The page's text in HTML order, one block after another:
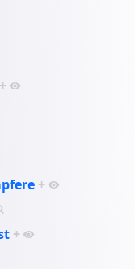
+
+
+